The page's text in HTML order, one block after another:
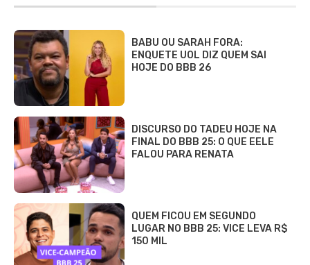
BABU OU SARAH FORA:
ENQUETE UOL DIZ QUEM SAI
HOJE DO BBB 26
DISCURSO DO TADEU HOJE NA
FINAL DO BBB 25: O QUE EELE
FALOU PARA RENATA
QUEM FICOU EM SEGUNDO
LUGAR NO BBB 25: VICE LEVA R$
150 MIL